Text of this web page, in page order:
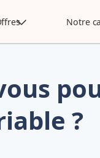
Notre
?